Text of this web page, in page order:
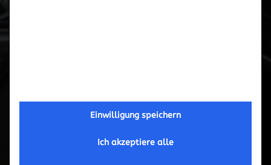
Einwilligung speichern
Ich akzeptiere alle